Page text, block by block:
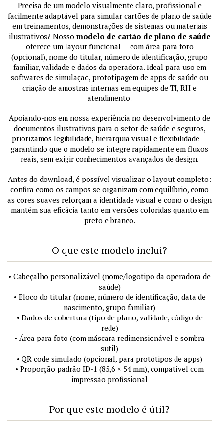
Precisa de um modelo visualmente claro, profissional e
facilmente adaptável para simular cartões de plano de saúde
em treinamentos, demonstrações de sistemas ou materiais
ilustrativos? Nosso modelo de cartão de plano de saúde
oferece um layout funcional — com área para foto
(opcional), nome do titular, número de identificação, grupo
familiar, validade e dados da operadora. Ideal para uso em
softwares de simulação, prototipagem de apps de saúde ou
criação de amostras internas em equipes de TI, RH e
atendimento.
Apoiando-nos em nossa experiência no desenvolvimento de
documentos ilustrativos para o setor de saúde e seguros,
priorizamos legibilidade, hierarquia visual e flexibilidade —
garantindo que o modelo se integre rapidamente em fluxos
reais, sem exigir conhecimentos avançados de design.
Antes do download, é possível visualizar o layout completo:
confira como os campos se organizam com equilíbrio, como
as cores suaves reforçam a identidade visual e como o design
mantém sua eficácia tanto em versões coloridas quanto em
preto e branco.
O que este modelo inclui?
• Cabeçalho personalizável (nome/logotipo da operadora de
saúde)
• Bloco do titular (nome, número de identificação, data de
nascimento, grupo familiar)
• Dados de cobertura (tipo de plano, validade, código de
rede)
• Área para foto (com máscara redimensionável e sombra
sutil)
• QR code simulado (opcional, para protótipos de apps)
• Proporção padrão ID-1 (85,6 × 54 mm), compatível com
impressão profissional
Por que este modelo é útil?